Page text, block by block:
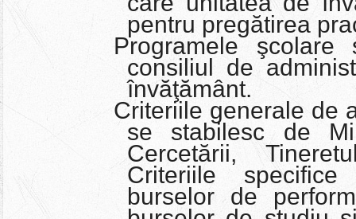
pentru pregătirea
Programele
consiliul de
învăţământ.
Criteriile generale de
se stabilesc de
Cercetării,
Criteriile
burselor de